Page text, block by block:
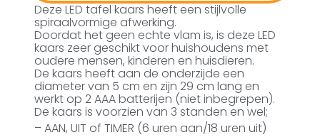
Deze LED tafel kaars heeft een stijlvolle
spiraalvormige afwerking.
Doordat het geen echte vlam is, is deze LED
kaars zeer geschikt voor huishoudens met
oudere mensen, kinderen en huisdieren.
De kaars heeft aan de onderzijde een
diameter van 5 cm en zijn 29 cm lang en
werkt op 2 AAA batterijen (niet inbegrepen).
De kaars is voorzien van 3 standen en wel;
– AAN, UIT of TIMER (6 uren aan/18 uren uit)